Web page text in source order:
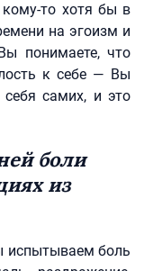
то хотя бы в
на эгоизм и
понимаете, что
к себе — Вы
самих, и это
боли
из
испытываем боль